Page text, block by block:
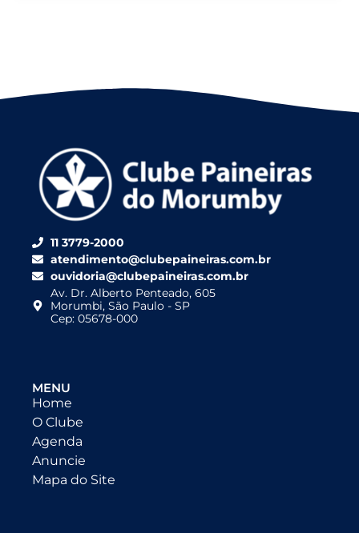
11 3779-2000
atendimento@clubepaineiras.com.br
ouvidoria@clubepaineiras.com.br
Av. Dr. Alberto Penteado, 605
Morumbi, São Paulo - SP
Cep: 05678-000
MENU
Home
O Clube
Agenda
Anuncie
Mapa do Site